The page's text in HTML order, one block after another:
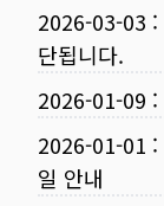
2026-03-03 :
단됩니다.
2026-01-09 :
2026-01-01 :
일 안내